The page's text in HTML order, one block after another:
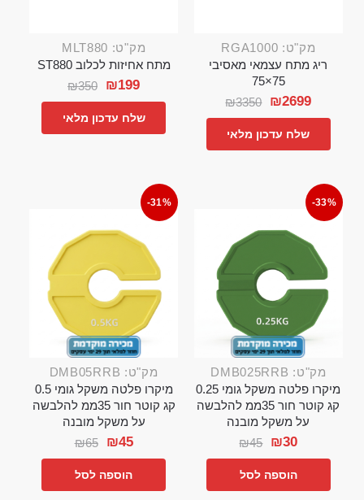
מק"ט: RGA1000
ריג מתח עצמאי מאסיבי
75×75
₪3350 ₪2699
שלח עדכון מלאי
מק"ט: MLT880
מתח אחיזות לכלוב ST880
₪350 ₪199
שלח עדכון מלאי
-33%
מק"ט: DMB025RRB
מיקרו פלטה משקל גומי 0.25
קג קוטר חור 35ממ להלבשה
על משקל מובנה
₪45 ₪30
הוספה לסל
-31%
מק"ט: DMB05RRB
מיקרו פלטה משקל גומי 0.5
קג קוטר חור 35ממ להלבשה
על משקל מובנה
₪65 ₪45
הוספה לסל